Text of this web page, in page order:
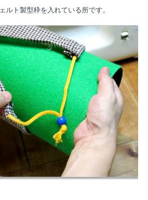
ルト製型枠を入れている所です。